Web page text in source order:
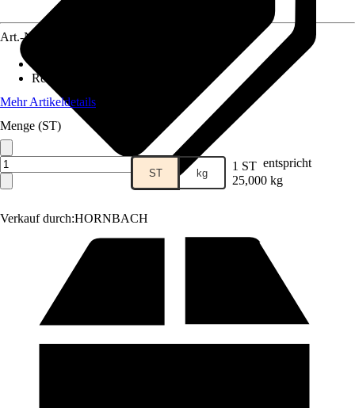
Verkauf durch:HORNBACH
Art.-Nr.
Reichweite (ca.)
Mehr Artikeldetails
Menge (ST)
ST kg 1 ST entspricht
25,000 kg